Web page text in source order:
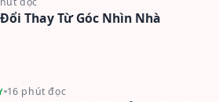
Thay Từ Góc Nhìn Nhà
16 phút đọc